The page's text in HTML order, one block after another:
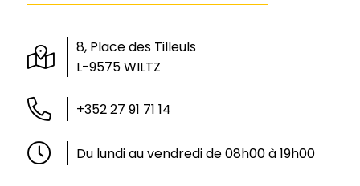
8, Place des Tilleuls
L-9575 WILTZ
+352 27 91 71 14
Du lundi au vendredi de 08h00 à 19h00